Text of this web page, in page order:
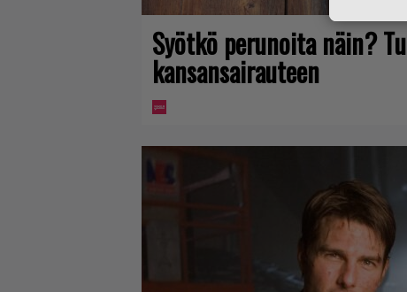
Syötkö perunoita näin?
kansansairauteen